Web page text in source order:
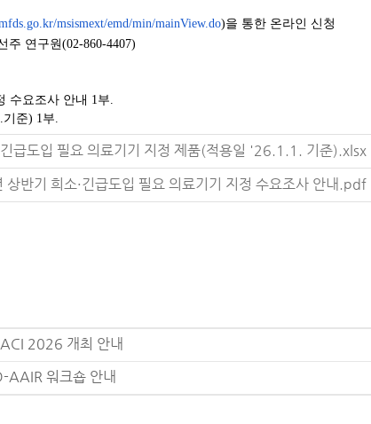
msismext/emd/min/mainView.do)을 통한 온라인 신청
주 연구원(02-860-4407)
수요조사 안내 1부.
기준) 1부.
급도입 필요 의료기기 지정 제품(적용일 '26.1.1. 기준).xlsx
반기 희소·긴급도입 필요 의료기기 지정 수요조사 안내.pdf
2026 개최 안내
워크숍 안내